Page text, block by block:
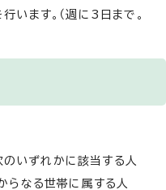
います。（週に3日まで。
いずれかに該当する人
なる世帯に属する人